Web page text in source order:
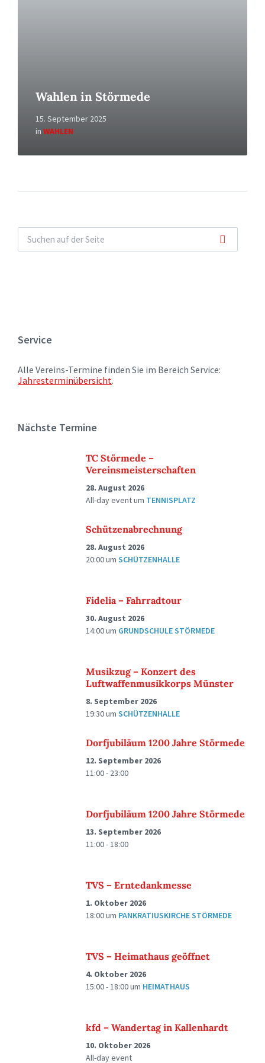
Wahlen in Störmede
15. September 2025
in WAHLEN
Service
Alle Vereins-Termine finden Sie im Bereich Service:
Jahresterminübersicht.
Nächste Termine
TC Störmede –
Vereinsmeisterschaften
28. August 2026
All-day eventum TENNISPLATZ
Schützenabrechnung
28. August 2026
20:00um SCHÜTZENHALLE
Fidelia – Fahrradtour
30. August 2026
14:00um GRUNDSCHULE STÖRMEDE
Musikzug – Konzert des
Luftwaffenmusikkorps Münster
8. September 2026
19:30um SCHÜTZENHALLE
Dorfjubiläum 1200 Jahre Störmede
12. September 2026
11:00 - 23:00
Dorfjubiläum 1200 Jahre Störmede
13. September 2026
11:00 - 18:00
TVS – Erntedankmesse
1. Oktober 2026
18:00um PANKRATIUSKIRCHE STÖRMEDE
TVS – Heimathaus geöffnet
4. Oktober 2026
15:00 - 18:00um HEIMATHAUS
kfd – Wandertag in Kallenhardt
10. Oktober 2026
All-day event